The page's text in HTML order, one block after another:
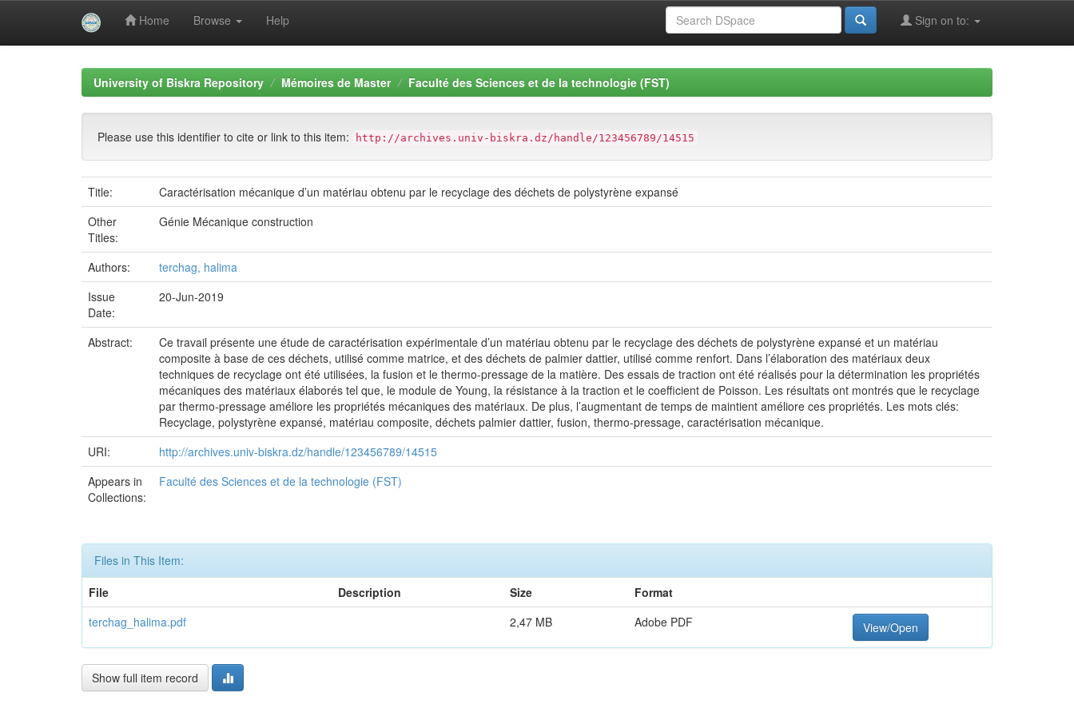
Home Browse Help Sign on to:
University of Biskra Repository Mémoires de Master Faculté des Sciences et de la technologie (FST)
Please use this identifier to cite or link to this item: http://archives.univ-biskra.dz/handle/123456789/14515
Title:
Caractérisation mécanique d’un matériau obtenu par le recyclage des déchets de polystyrène expansé
Other
Titles:
Génie Mécanique construction
Authors:
terchag, halima
Issue
Date:
20-Jun-2019
Abstract:
Ce travail présente une étude de caractérisation expérimentale d’un matériau obtenu par le recyclage des déchets de polystyrène expansé et un matériau
composite à base de ces déchets, utilisé comme matrice, et des déchets de palmier dattier, utilisé comme renfort. Dans l’élaboration des matériaux deux
techniques de recyclage ont été utilisées, la fusion et le thermo-pressage de la matière. Des essais de traction ont été réalisés pour la détermination les propriétés
mécaniques des matériaux élaborés tel que, le module de Young, la résistance à la traction et le coefficient de Poisson. Les résultats ont montrés que le recyclage
par thermo-pressage améliore les propriétés mécaniques des matériaux. De plus, l’augmentant de temps de maintient améliore ces propriétés. Les mots clés:
Recyclage, polystyrène expansé, matériau composite, déchets palmier dattier, fusion, thermo-pressage, caractérisation mécanique.
URI:
http://archives.univ-biskra.dz/handle/123456789/14515
Appears in
Collections:
Faculté des Sciences et de la technologie (FST)
Files in This Item:
File
Description Size
Format
terchag_halima.pdf
2,47 MB Adobe PDF View/Open
Show full item record